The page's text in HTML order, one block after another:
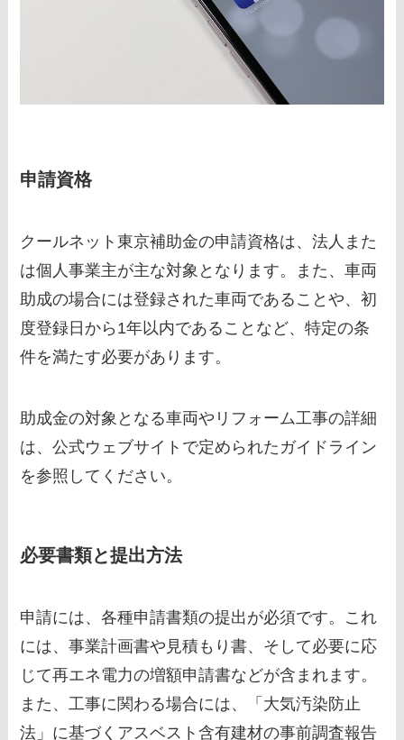
申請資格
クールネット東京補助金の申請資格は、法人また
は個人事業主が主な対象となります。また、車両
助成の場合には登録された車両であることや、初
度登録日から1年以内であることなど、特定の条
件を満たす必要があります。
助成金の対象となる車両やリフォーム工事の詳細
は、公式ウェブサイトで定められたガイドライン
を参照してください。
必要書類と提出方法
申請には、各種申請書類の提出が必須です。これ
には、事業計画書や見積もり書、そして必要に応
じて再エネ電力の増額申請書などが含まれます。
また、工事に関わる場合には、「大気汚染防止
法」に基づくアスベスト含有建材の事前調査報告